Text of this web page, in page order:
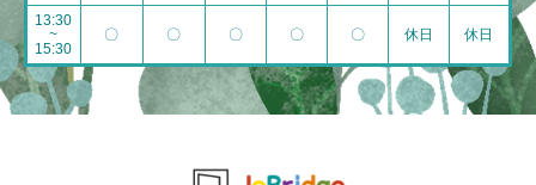
13:30
~
15:30
〇 〇 〇 〇 〇 休日 休日